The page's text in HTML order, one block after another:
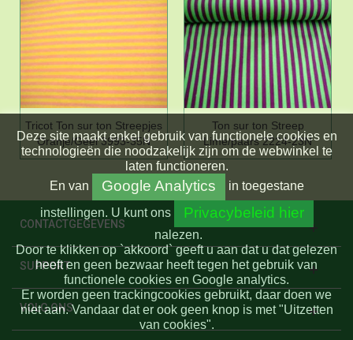
Tricot Ton sur ton Streepjes
Oranje/Geel 3993-35N
Ton sur ton Streep
Lime/paars 2224-23N
CONTACTGEGEVENS
SUPPORT
VOLG ONS
Deze site maakt enkel gebruik van functionele cookies en
technologieën die noodzakelijk zijn om de webwinkel te
laten functioneren.
En van Google Analytics
in toegestane
instellingen. U kunt ons Privacybeleid hier
nalezen.
Door te klikken op `akkoord` geeft u aan dat u dat gelezen
heeft en geen bezwaar heeft tegen het gebruik van
functionele cookies en Google analytics.
Er worden geen trackingcookies gebruikt, daar doen we
niet aan. Vandaar dat er ook geen knop is met "Uitzetten
van cookies".